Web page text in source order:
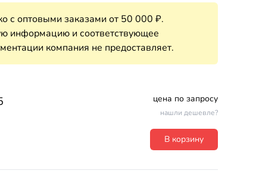
с оптовыми заказами от 50 000 ₽.
информацию и соответствующее
компания не предоставляет.
цена по запросу
нашли дешевле?
В корзину